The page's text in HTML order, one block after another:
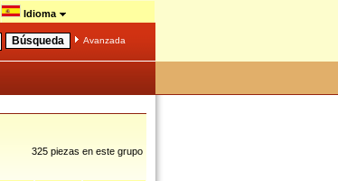
Idioma
Avanzada
325 piezas en este grupo